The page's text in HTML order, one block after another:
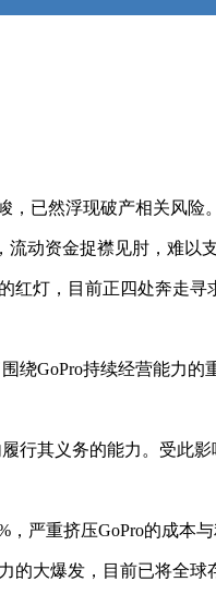
已然浮现破产相关风险。
动资金捉襟见肘，难以
灯，目前正四处奔走寻
GoPro持续经营能力的
其义务的能力。受此影
严重挤压GoPro的成本与
大爆发，目前已将全